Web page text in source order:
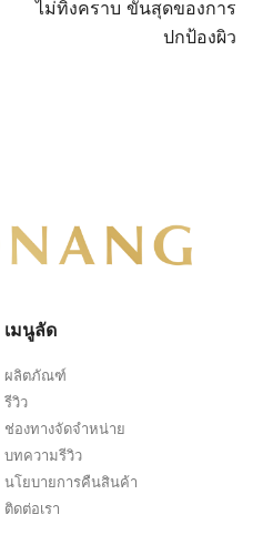
ไม่ทิ้งคราบ ขั้นสุดของการ
ปกป้องผิว
เมนูลัด
ผลิตภัณฑ์
รีวิว
ช่องทางจัดจำหน่าย
บทความรีวิว
นโยบายการคืนสินค้า
ติดต่อเรา